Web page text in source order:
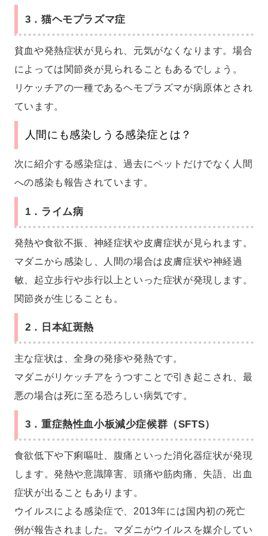
3．猫ヘモプラズマ症
貧血や発熱症状が見られ、元気がなくなります。場合
によっては関節炎が見られることもあるでしょう。
リケッチアの一種であるヘモプラズマが病原体とされ
ています。
人間にも感染しうる感染症とは？
次に紹介する感染症は、過去にペットだけでなく人間
への感染も報告されています。
1．ライム病
発熱や食欲不振、神経症状や皮膚症状が見られます。
マダニから感染し、人間の場合は皮膚症状や神経過
敏、起立歩行や歩行以上といった症状が発現します。
関節炎が生じることも。
2．日本紅斑熱
主な症状は、全身の発疹や発熱です。
マダニがリケッチアをうつすことで引き起こされ、最
悪の場合は死に至る恐ろしい病気です。
3．重症熱性血小板減少症候群（SFTS）
食欲低下や下痢嘔吐、腹痛といった消化器症状が発現
します。発熱や意識障害、頭痛や筋肉痛、失語、出血
症状が出ることもあります。
ウイルスによる感染症で、2013年には国内初の死亡
例が報告されました。マダニがウイルスを媒介してい